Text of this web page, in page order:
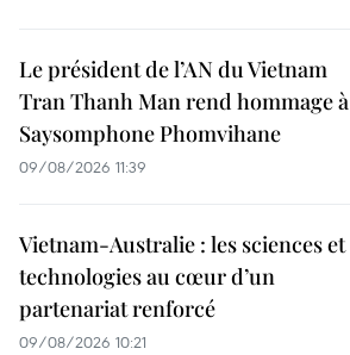
Le président de l’AN du Vietnam
Tran Thanh Man rend hommage à
Saysomphone Phomvihane
09/08/2026 11:39
Vietnam-Australie : les sciences et
technologies au cœur d’un
partenariat renforcé
09/08/2026 10:21